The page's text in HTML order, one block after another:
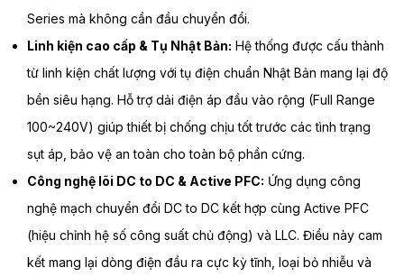
Series mà không cần đầu chuyển đổi.
Linh kiện cao cấp & Tụ Nhật Bản: Hệ thống được cấu thành
từ linh kiện chất lượng với tụ điện chuẩn Nhật Bản mang lại độ
bền siêu hạng. Hỗ trợ dải điện áp đầu vào rộng (Full Range
100~240V) giúp thiết bị chống chịu tốt trước các tình trạng
sụt áp, bảo vệ an toàn cho toàn bộ phần cứng.
Công nghệ lõi DC to DC & Active PFC: Ứng dụng công
nghệ mạch chuyển đổi DC to DC kết hợp cùng Active PFC
(hiệu chỉnh hệ số công suất chủ động) và LLC. Điều này cam
kết mang lại dòng điện đầu ra cực kỳ tĩnh, loại bỏ nhiễu và